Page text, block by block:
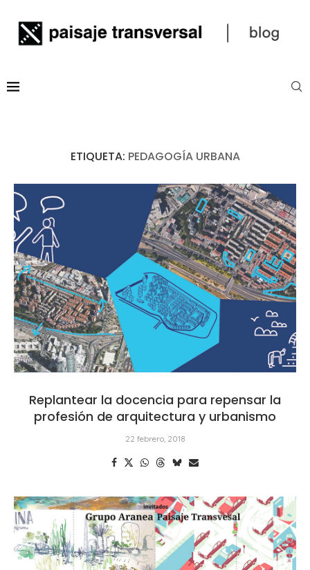
ETIQUETA: PEDAGOGÍA URBANA
Replantear la docencia para repensar la
profesión de arquitectura y urbanismo
22 febrero, 2018